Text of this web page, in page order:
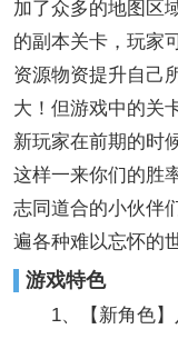
加了众多的地图区
的副本关卡，玩家
资源物资提升自己
大！但游戏中的关
新玩家在前期的时
这样一来你们的胜
志同道合的小伙伴
遍各种难以忘怀的
游戏特色
1、【新角色】